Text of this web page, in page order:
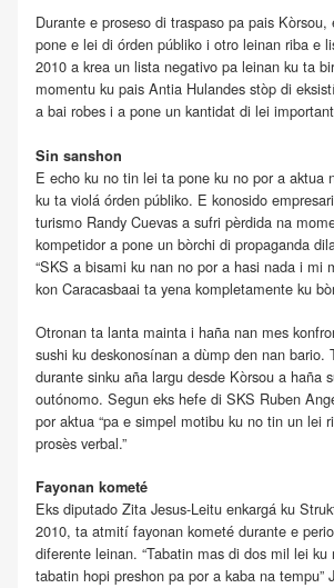
Durante e proseso di traspaso pa pais Kòrsou,
pone e lei di órden públiko i otro leinan riba e
2010 a krea un lista negativo pa leinan ku ta
momentu ku pais Antia Hulandes stòp di
a bai robes i a pone un kantidat di lei
Sin sanshon
E echo ku no tin lei ta pone ku no por a aktua
ku ta violá órden públiko. E konosido
turismo Randy Cuevas a sufri pèrdida na
kompetidor a pone un bòrchi di propaganda
“SKS a bisami ku nan no por a hasi nada i mi
kon Caracasbaai ta yena kompletamente ku
Otronan ta lanta mainta i haña nan mes
sushi ku deskonosínan a dùmp den nan bario.
durante sinku aña largu desde Kòrsou a haña
outónomo. Segun eks hefe di SKS Ruben
por aktua “pa e simpel motibu ku no tin un lei
prosès verbal.”
Fayonan kometé
Eks diputado Zita Jesus-Leitu enkargá ku
2010, ta atmití fayonan kometé durante e
diferente leinan. “Tabatin mas di dos mil lei ku
tabatin hopi preshon pa por a kaba na tempu”